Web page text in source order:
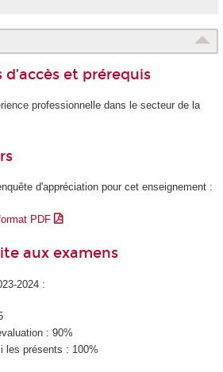
et prérequis
professionnelle dans le secteur de la
d'appréciation pour cet enseignement :
PDF
aux examens
2024 :
: 90%
les présents : 100%